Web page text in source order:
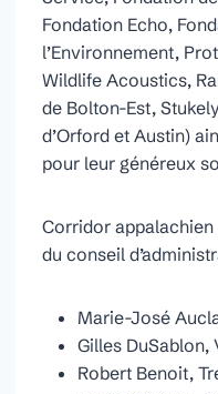
Fondation Echo,
l’Environnement,
Wildlife Acoustics,
de Bolton-Est,
d’Orford et Austin)
pour leur généreux
Corridor
du conseil
Marie-José
Gilles
Robert Benoit,